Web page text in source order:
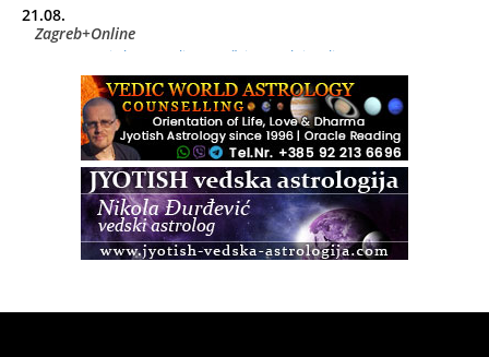
21.08.
Zagreb+Online
Osnovni ThetaHealing® tečaj, Zagreb i Online
Zagreb
Osnovna radionica za izscjeljivanje pranom (Basic Pranic
Healing course)
Access BARS®, otpusti stres
Access Energetski Facelift®